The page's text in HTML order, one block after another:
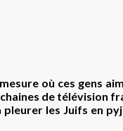
où ces gens
de télévision
les Juifs en